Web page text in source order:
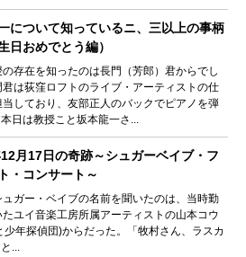
について知っているニ、三以上の事柄
日おめでとう編）
存在を知ったのは長門（芳郎）君からでし
君は荻窪ロフトのライブ・アーティストの仕
当しており、友部正人のバックでピアノを弾
日は教授こと坂本龍一さ...
月17日の奇跡～シュガーベイブ・フ
・コンサート～
ュガー・ベイブの名前を聞いたのは、当時勤
ユイ音楽工房所属アーティストの山本コウ
年探偵団)からだった。「牧村さん、ラスカ
...